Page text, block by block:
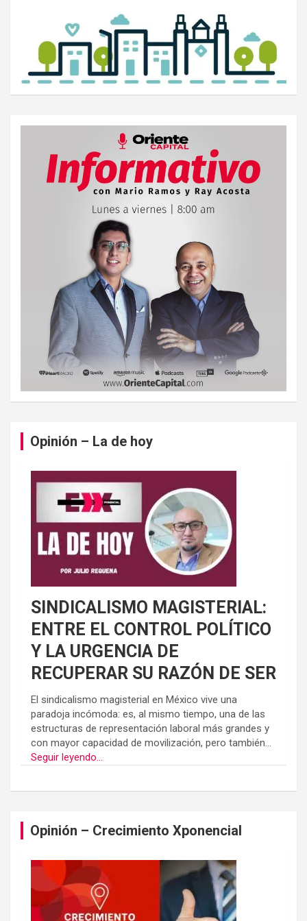
Opinión – La de hoy
SINDICALISMO MAGISTERIAL:
ENTRE EL CONTROL POLÍTICO
Y LA URGENCIA DE
RECUPERAR SU RAZÓN DE SER
El sindicalismo magisterial en México vive una
paradoja incómoda: es, al mismo tiempo, una de las
estructuras de representación laboral más grandes y
con mayor capacidad de movilización, pero también...
Seguir leyendo...
Opinión – Crecimiento Xponencial